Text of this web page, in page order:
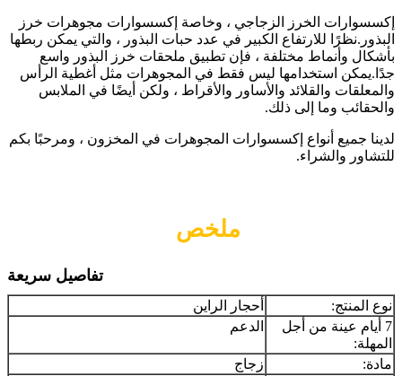
إكسسوارات الخرز الزجاجي ، وخاصة إكسسوارات مجوهرات خرز
البذور.نظرًا للارتفاع الكبير في عدد حبات البذور ، والتي يمكن ربطها
بأشكال وأنماط مختلفة ، فإن تطبيق ملحقات خرز البذور واسع
جدًا.يمكن استخدامها ليس فقط في المجوهرات مثل أغطية الرأس
والمعلقات والقلائد والأساور والأقراط ، ولكن أيضًا في الملابس
والحقائب وما إلى ذلك.
لدينا جميع أنواع إكسسوارات المجوهرات في المخزون ، ومرحبًا بكم
للتشاور والشراء.
ملخص
تفاصيل سريعة
نوع المنتج:
أحجار الراين
7 أيام عينة من أجل
المهلة:
الدعم
مادة:
زجاج